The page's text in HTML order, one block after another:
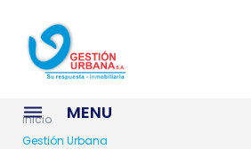
MENU
inicio
Gestión Urbana